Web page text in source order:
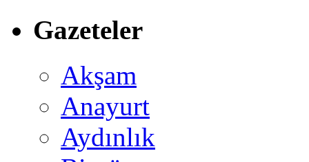
Gazeteler
Akşam
Anayurt
Aydınlık